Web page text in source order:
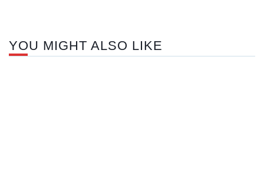
YOU MIGHT ALSO LIKE